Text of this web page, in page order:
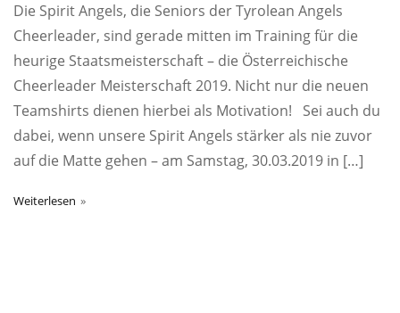
Die Spirit Angels, die Seniors der Tyrolean Angels
Cheerleader, sind gerade mitten im Training für die
heurige Staatsmeisterschaft – die Österreichische
Cheerleader Meisterschaft 2019. Nicht nur die neuen
Teamshirts dienen hierbei als Motivation! Sei auch du
dabei, wenn unsere Spirit Angels stärker als nie zuvor
auf die Matte gehen – am Samstag, 30.03.2019 in […]
Weiterlesen